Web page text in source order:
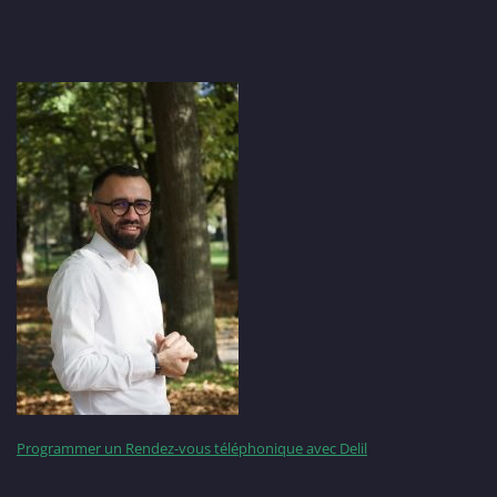
Programmer un Rendez-vous téléphonique avec Delil